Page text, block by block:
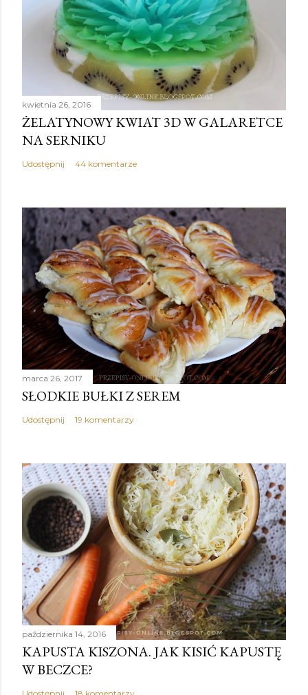
kwietnia 26, 2016
ŻELATYNOWY KWIAT 3D W GALARETCE
NA SERNIKU
Udostępnij 44 komentarze
marca 26, 2017
SŁODKIE BUŁKI Z SEREM
Udostępnij 19 komentarzy
października 14, 2016
KAPUSTA KISZONA. JAK KISIĆ KAPUSTĘ
W BECZCE?